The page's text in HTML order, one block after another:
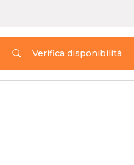
Verifica disponibilità